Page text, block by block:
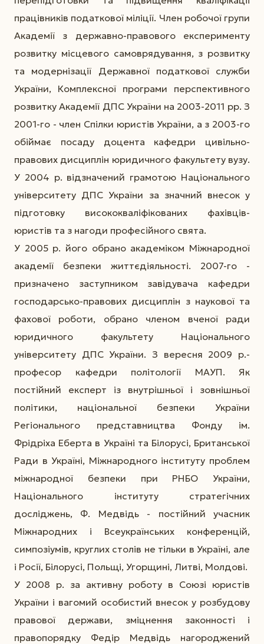
працівників податкової міліції. Член робочої групи
Академії з державно-правового експерименту
розвитку місцевого самоврядування, з розвитку
та модернізації Державної податкової служби
України, Комплексної програми перспективного
розвитку Академії ДПС України на 2003-2011 рр. З
2001-го - член Спілки юристів України, а з 2003-го
обіймає посаду доцента кафедри цивільно-
правових дисциплін юридичного факультету вузу.
У 2004 р. відзначений грамотою Національного
університету ДПС України за значний внесок у
підготовку висококваліфікованих фахівців-
юристів та з нагоди професійного свята.
У 2005 р. його обрано академіком Міжнародної
академії безпеки життєдіяльності. 2007-го -
призначено заступником завідувача кафедри
господарсько-правових дисциплін з наукової та
фахової роботи, обрано членом вченої ради
юридичного факультету Національного
університету ДПС України. З вересня 2009 р.-
професор кафедри політології МАУП. Як
постійний експерт із внутрішньої і зовнішньої
політики, національної безпеки України
Регіонального представництва Фонду ім.
Фрідріха Еберта в Україні та Білорусі, Британської
Ради в Україні, Міжнародного інституту проблем
міжнародної безпеки при РНБО України,
Національного інституту стратегічних
досліджень, Ф. Медвідь - постійний учасник
Міжнародних і Всеукраїнських конференцій,
симпозіумів, круглих столів не тільки в Україні, але
і Росії, Білорусі, Польщі, Угорщині, Литві, Молдові.
У 2008 р. за активну роботу в Союзі юристів
України і вагомий особистий внесок у розбудову
правової держави, зміцнення законності і
правопорядку Федір Медвідь нагороджений